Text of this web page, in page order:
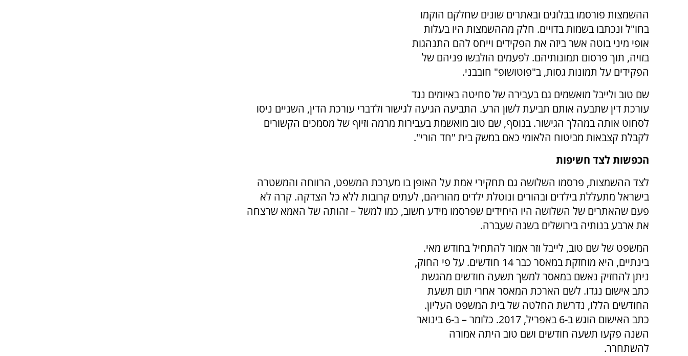
ההשמצות פורסמו בבלוגים ובאתרים שונים שחלקם הוקמו
בחו"ל ונכתבו בשמות בדויים. חלק מההשמצות היו בעלות
אופי מיני בוטה אשר ביזה את הפקידים וייחס להם התנהגות
בזויה, תוך פרסום תמונותיהם. לפעמים הולבשו פניהם של
הפקידים על תמונות גסות, ב"פוטושופ" חובבני.
שם טוב ולייבל מואשמים גם בעבירה של סחיטה באיומים נגד
עורכת דין שתבעה אותם תביעת לשון הרע. התביעה הגיעה לגישור ולדברי עורכת הדין, השניים ניסו
לסחוט אותה במהלך הגישור. בנוסף, שם טוב מואשמת בעבירות מרמה וזיוף של מסמכים הקשורים
לקבלת קצבאות מביטוח הלאומי כאם במשק בית "חד הורי".
הכפשות לצד חשיפות
לצד ההשמצות, פרסמו השלושה גם תחקירי אמת על האופן בו מערכת המשפט, הרווחה והמשטרה
בישראל מתעללת בילדים ובהורים ונוטלת ילדים מהוריהם, לעתים קרובות ללא כל הצדקה. קרה לא
פעם שהאתרים של השלושה היו היחידים שפרסמו מידע חשוב, כמו למשל – זהותה של האמא שרצחה
את ארבע בנותיה בירושלים בשנה שעברה.
המשפט של שם טוב, לייבל וזר אמור להתחיל בחודש מאי.
בינתיים, היא מוחזקת במאסר כבר 14 חודשים. על פי החוק,
ניתן להחזיק נאשם במאסר למשך תשעה חודשים מהגשת
כתב אישום נגדו. לשם הארכת המאסר אחרי תום תשעת
החודשים הללו, נדרשת החלטה של בית המשפט העליון.
כתב האישום הוגש ב-6 באפריל, 2017. כלומר – ב-6 בינואר
השנה פקעו תשעה חודשים ושם טוב היתה אמורה
להשתחרר.